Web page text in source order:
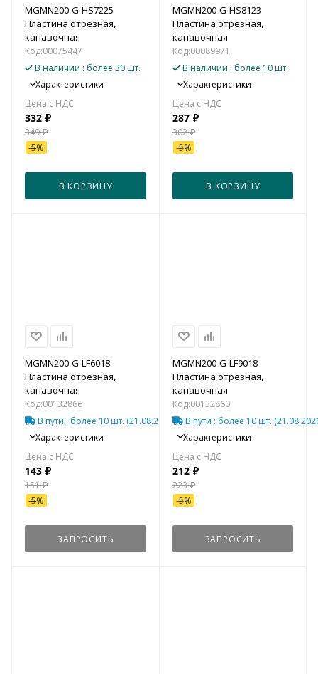
MGMN200-G-HS7225
Пластина отрезная,
канавочная
Код:00075447
В наличии : более 30 шт.
Характеристики
332 ₽
349₽
-5%
В КОРЗИНУ
MGMN200-G-HS8123
Пластина отрезная,
канавочная
Код:00089971
В наличии : более 10 шт.
Характеристики
287₽
302₽
-5%
В КОРЗИНУ
MGMN200-G-LF6018
Пластина отрезная,
канавочная
Код:00132866
В пути : более 10 шт. (21.08.2026)*
Характеристики
143 ₽
151₽
-5%
ЗАПРОСИТЬ
MGMN200-G-LF9018
Пластина отрезная,
канавочная
Код:00132860
В пути : более 10 шт.
Характеристики
212₽
223₽
-5%
ЗАПРОСИТЬ